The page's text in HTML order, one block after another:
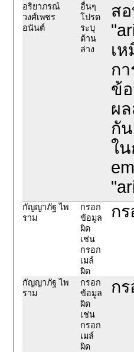
อริยาภรณ์
วงศ์เพชร
อนันต์
อื่นๆ
โปรด
ระบุ
ด้าน
ล่าง
ส
เ
ก
ข้
ผ
กั
ใ
กัญญาภัฐ ไพ
ราม
กรอก
ข้อมูล
ผิด
เช่น
กรอก
เมล์
ผิด
ก
กัญญาภัฐ ไพ
ราม
กรอก
ข้อมูล
ผิด
เช่น
กรอก
เมล์
ผิด
ก